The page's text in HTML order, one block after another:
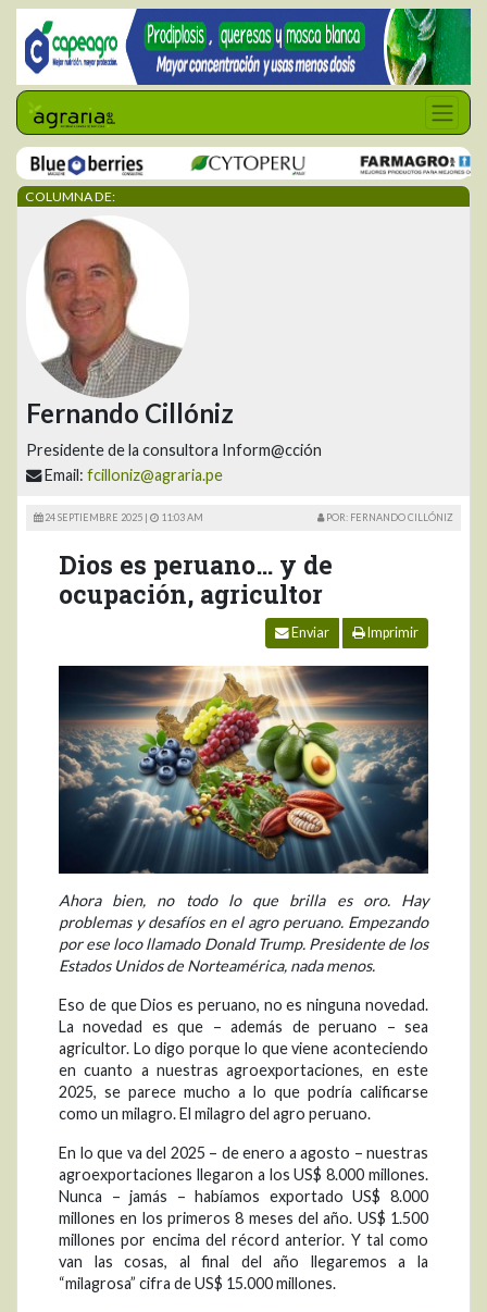
COLUMNA DE:
Fernando Cillóniz
Presidente de la consultora Inform@cción
Email: fcilloniz@agraria.pe
24 SEPTIEMBRE 2025 | 11:03 AM POR: FERNANDO CILLÓNIZ
Dios es peruano… y de
ocupación, agricultor
Enviar Imprimir
Ahora bien, no todo lo que brilla es oro. Hay
problemas y desafíos en el agro peruano. Empezando
por ese loco llamado Donald Trump. Presidente de los
Estados Unidos de Norteamérica, nada menos.
Eso de que Dios es peruano, no es ninguna novedad.
La novedad es que – además de peruano – sea
agricultor. Lo digo porque lo que viene aconteciendo
en cuanto a nuestras agroexportaciones, en este
2025, se parece mucho a lo que podría calificarse
como un milagro. El milagro del agro peruano.
En lo que va del 2025 – de enero a agosto – nuestras
agroexportaciones llegaron a los US$ 8.000 millones.
Nunca – jamás – habíamos exportado US$ 8.000
millones en los primeros 8 meses del año. US$ 1.500
millones por encima del récord anterior. Y tal como
van las cosas, al final del año llegaremos a la
“milagrosa” cifra de US$ 15.000 millones.